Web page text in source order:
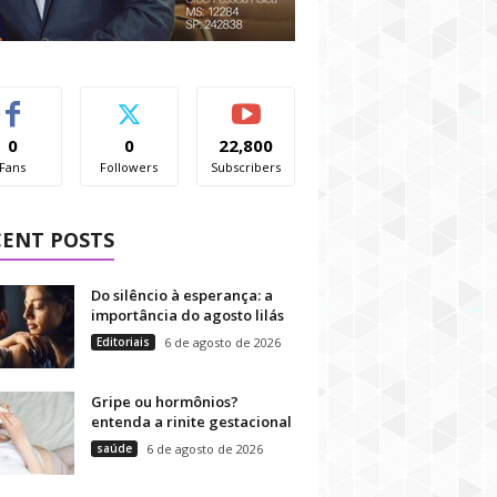
0
Fans
0
Followers
22,800
Subscribers
POSTS
Do silêncio à esperança: a
importância do agosto lilás
Editoriais 6 de agosto de 2026
Gripe ou hormônios?
entenda a rinite gestacional
saúde 6 de agosto de 2026